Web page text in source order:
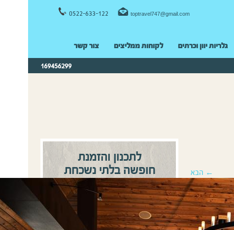
0522-633-122 toptravel747@gmail.com
גלריות יוון וכרתים לקוחות ממליצים צור קשר
169456299
לתכנון והזמנת
חופשה בלתי נשכחת
התקשרו: 0522-633122 או
השאירו פרטים ונחזור אליכם
בהקדם!
שם מלא
← הבא